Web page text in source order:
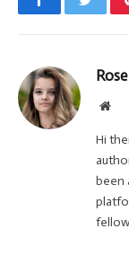
Facebook
Rose
Hi
been